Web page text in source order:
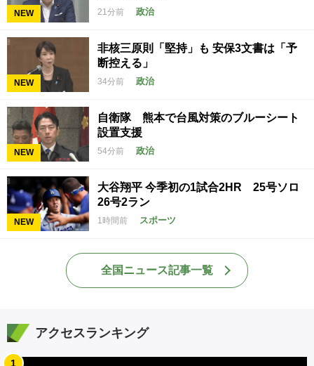
NEW 21分前 政治
NEW
非核三原則「堅持」も 安保3文書は「予
断控える」
34分前 政治
NEW
自衛隊 熊本で台風対策のブルーシート
設置支援
54分前 政治
NEW
大谷翔平 今季初の1試合2HR 25号ソロ
26号2ラン
1時間前 スポーツ
全国ニュース記事一覧
アクセスランキング
1